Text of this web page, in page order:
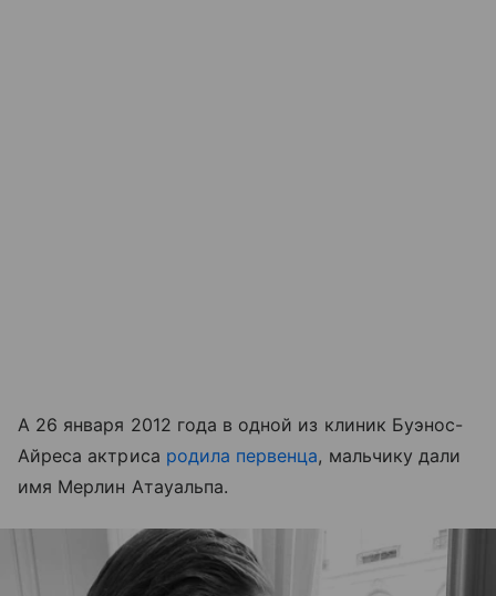
А 26 января 2012 года в одной из клиник Буэнос-
Айреса актриса родила первенца, мальчику дали
имя Мерлин Атауальпа.